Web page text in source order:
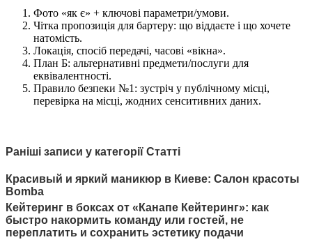
Фото «як є» + ключові параметри/умови.
Чітка пропозиція для бартеру: що віддаєте і що хочете
натомість.
Локація, спосіб передачі, часові «вікна».
План Б: альтернативні предмети/послуги для
еквівалентності.
Правило безпеки №1: зустріч у публічному місці,
перевірка на місці, жодних сенситивних даних.
Раніші записи у категорії Статті
Красивый и яркий маникюр в Киеве: Салон красоты
Bomba
Кейтеринг в боксах от «Канапе Кейтеринг»: как
быстро накормить команду или гостей, не
переплатить и сохранить эстетику подачи